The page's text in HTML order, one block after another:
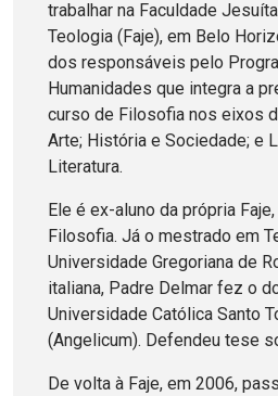
trabalhar na Faculdade
Teologia (Faje), em Belo
dos responsáveis pelo
Humanidades que integra a
curso de Filosofia nos eixos
Arte; História e Sociedade; e
Literatura.
Ele é ex-aluno da própria
Filosofia. Já o mestrado em
Universidade Gregoriana de
italiana, Padre Delmar fez o
Universidade Católica Santo
(Angelicum). Defendeu tese
De volta à Faje, em 2006,